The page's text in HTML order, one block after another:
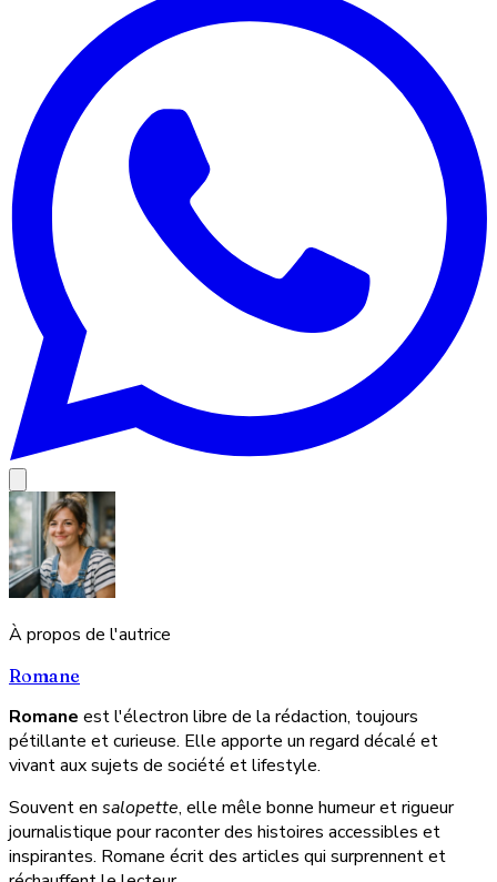
À propos de l'autrice
Romane
Romane est l'électron libre de la rédaction, toujours
pétillante et curieuse. Elle apporte un regard décalé et
vivant aux sujets de société et lifestyle.
Souvent en salopette, elle mêle bonne humeur et rigueur
journalistique pour raconter des histoires accessibles et
inspirantes. Romane écrit des articles qui surprennent et